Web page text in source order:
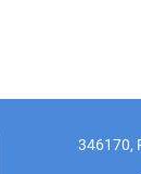
346170,